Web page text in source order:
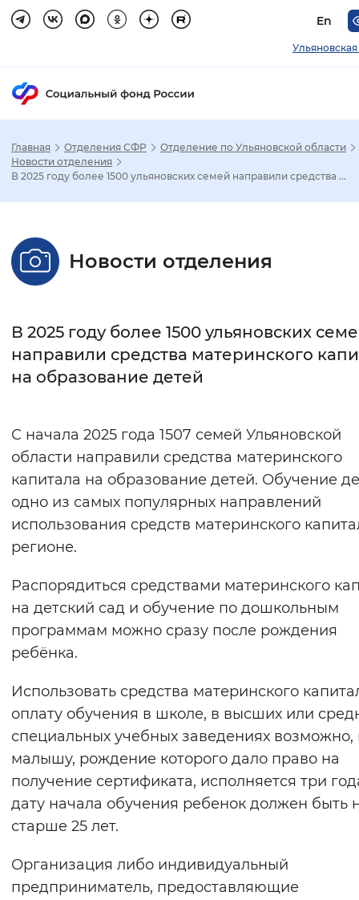
En
Настройка режима отображения
Стандартный Увеличенный
Интервал между буквами
Цвет сайта
Инверсивный
Синий фон
Включены Выключены
Вернуть стандартные настройки
Главная Отделения СФР
Отделение по Ульяновской области
Новости отделения
В 2025 году более 1500 ульяновских семей направили средства ...
Новости отделения
В 2025 году более 1500 ульяновских
направили средства материнского
на образование детей
С начала 2025 года 1507 семей Ульяновской
области направили средства материнского
капитала на образование детей. Обучение
одно из самых популярных направлений
использования средств материнского
регионе.
Распорядиться средствами материнского
на детский сад и обучение по дошкольным
программам можно сразу после рождения
ребёнка.
Использовать средства материнского
оплату обучения в школе, в высших или
специальных учебных заведениях возможно,
малышу, рождение которого дало право на
получение сертификата, исполняется три
дату начала обучения ребенок должен быть
старше 25 лет.
Организация либо индивидуальный
предприниматель, предоставляющие